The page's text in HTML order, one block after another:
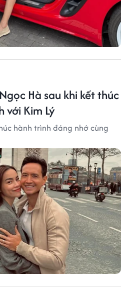
Hà sau khi kết thúc
với Kim Lý
hành trình đáng nhớ cùng